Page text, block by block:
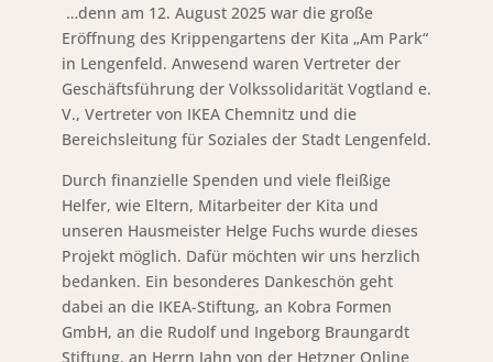
…denn am 12. August 2025 war die große
Eröffnung des Krippengartens der Kita „Am Park“
in Lengenfeld. Anwesend waren Vertreter der
Geschäftsführung der Volkssolidarität Vogtland e.
V., Vertreter von IKEA Chemnitz und die
Bereichsleitung für Soziales der Stadt Lengenfeld.
Durch finanzielle Spenden und viele fleißige
Helfer, wie Eltern, Mitarbeiter der Kita und
unseren Hausmeister Helge Fuchs wurde dieses
Projekt möglich. Dafür möchten wir uns herzlich
bedanken. Ein besonderes Dankeschön geht
dabei an die IKEA-Stiftung, an Kobra Formen
GmbH, an die Rudolf und Ingeborg Braungardt
Stiftung, an Herrn Jahn von der Hetzner Online